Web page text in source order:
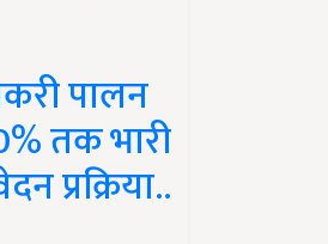
पालन
तक भारी
प्रक्रिया..